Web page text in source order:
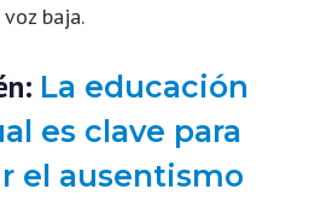
baja.
La educación
es clave para
el ausentismo